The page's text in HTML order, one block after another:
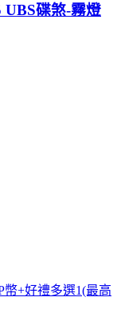
碟煞-霧燈
幣+好禮多選1(最高